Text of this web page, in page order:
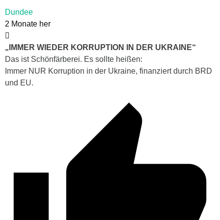
Dundee
2 Monate her
„IMMER WIEDER KORRUPTION IN DER UKRAINE“
Das ist Schönfärberei. Es sollte heißen:
Immer NUR Korruption in der Ukraine, finanziert durch BRD
und EU.